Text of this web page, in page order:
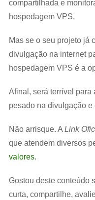
compartilhada e
hospedagem VPS.
Mas se o seu projeto já
divulgação na internet
hospedagem VPS é a
Afinal, será terrível para
pesado na divulgação
Não arrisque. A Link
que atendem diversos
valores.
Gostou deste conteúdo
curta, compartilhe,